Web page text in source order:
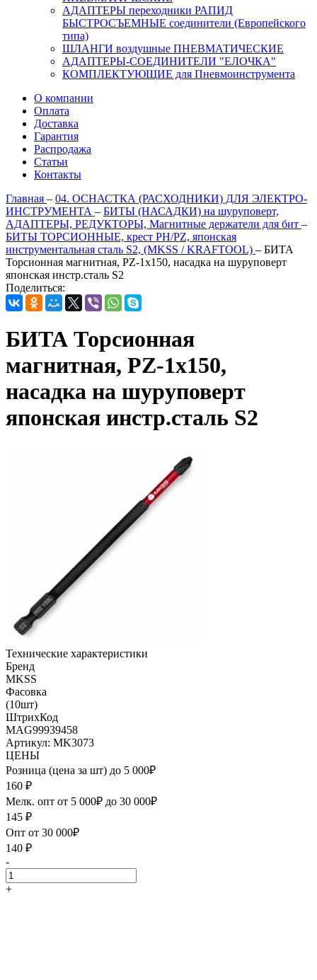
АДАПТЕРЫ переходники РАПИД
БЫСТРОСЪЕМНЫЕ соединители (Европейского
типа)
ШЛАНГИ воздушные ПНЕВМАТИЧЕСКИЕ
АДАПТЕРЫ-СОЕДИНИТЕЛИ "ЕЛОЧКА"
КОМПЛЕКТУЮЩИЕ для Пневмоинструмента
О компании
Оплата
Доставка
Гарантия
Распродажа
Статьи
Контакты
Главная – 04. ОСНАСТКА (РАСХОДНИКИ) ДЛЯ ЭЛЕКТРО-
ИНСТРУМЕНТА – БИТЫ (НАСАДКИ) на шуруповерт,
АДАПТЕРЫ, РЕДУКТОРЫ, Магнитные держатели для бит –
БИТЫ ТОРСИОННЫЕ, крест PH/PZ, японская
инструментальная сталь S2, (MKSS / KRAFTOOL) – БИТА
Торсионная магнитная, PZ-1x150, насадка на шуруповерт
японская инстр.сталь S2
Поделиться:
БИТА Торсионная
магнитная, PZ-1x150,
насадка на шуруповерт
японская инстр.сталь S2
Технические характеристики
Бренд
MKSS
Фасовка
(10шт)
ШтрихКод
MAG99939458
Артикул: MK3073
ЦЕНЫ
Розница (цена за шт) до 5 000₽
160 ₽
Мелк. опт от 5 000₽ до 30 000₽
145 ₽
Опт от 30 000₽
140 ₽
-
+